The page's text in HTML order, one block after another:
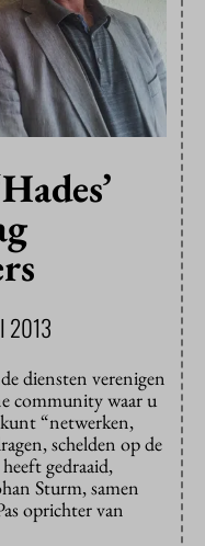
2013
diensten verenigen
community waar u
“netwerken,
schelden op de
gedraaid,
Sturm, samen
oprichter van